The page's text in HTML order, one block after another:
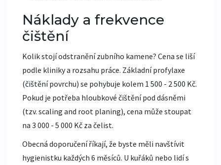
Náklady a frekvence
čištění
Kolik stojí odstranění zubního kamene? Cena se liší
podle kliniky a rozsahu práce. Základní profylaxe
(čištění povrchu) se pohybuje kolem 1 500 - 2 500 Kč.
Pokud je potřeba hloubkové čištění pod dásněmi
(tzv. scaling and root planing), cena může stoupat
na 3 000 - 5 000 Kč za čelist.
Obecná doporučení říkají, že byste měli navštívit
hygienistku každých 6 měsíců. U kuřáků nebo lidí s